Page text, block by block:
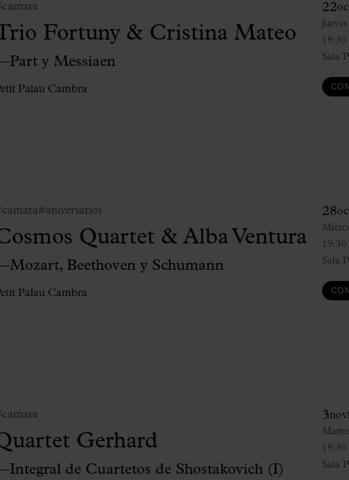
Fortuny & Cristina Mateo
y Messiaen
Palau Cambra
22
19:30
Jueves
Sala
#aniversarios
Quartet & Alba Ventura
Beethoven y Schumann
Palau Cambra
28
19:30
Sala
Gerhard
de Cuartetos de Shostakovich (I)
3
19:30
Sala